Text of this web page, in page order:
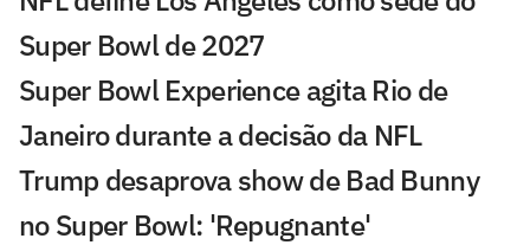
Super Bowl de 2027
Super Bowl Experience agita Rio de
Janeiro durante a decisão da NFL
Trump desaprova show de Bad Bunny
no Super Bowl: 'Repugnante'